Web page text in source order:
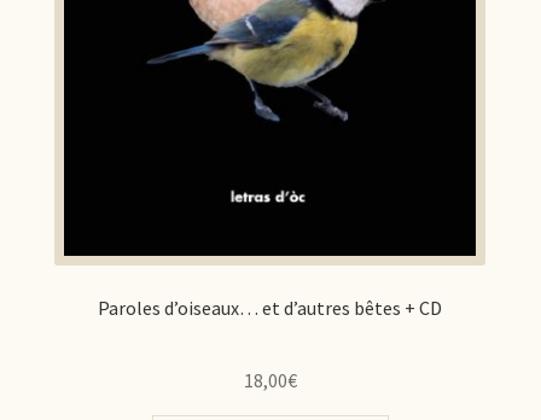
Paroles d’oiseaux… et d’autres bêtes + CD
18,00€